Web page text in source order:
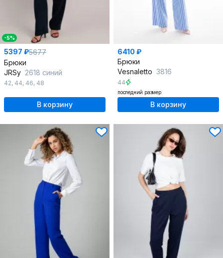
-5%
5397 ₽5677
Брюки
JRSy 2618 синий
42, 44, 46, 48
В корзину
6410 ₽
Брюки
Vesnaletto 3816
44
последний размер
В корзину